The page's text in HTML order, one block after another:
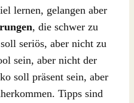
lernen, gelangen aber
, die schwer zu
seriös, aber nicht zu
sein, aber nicht der
soll präsent sein, aber
Tipps sind